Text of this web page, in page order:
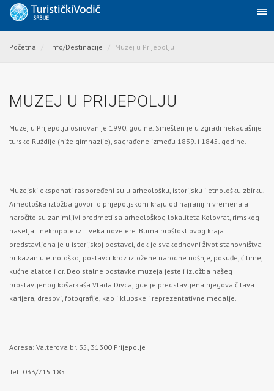
Početna Info/Destinacije Muzej u Prijepolju
MUZEJ U PRIJEPOLJU
Muzej u Prijepolju osnovan je 1990. godine. Smešten je u zgradi nekadašnje
turske Ruždije (niže gimnazije), sagrađene između 1839. i 1845. godine.
Muzejski eksponati raspoređeni su u arheološku, istorijsku i etnološku zbirku.
Arheološka izložba govori o prijepoljskom kraju od najranijih vremena a
naročito su zanimljivi predmeti sa arheološkog lokaliteta Kolovrat, rimskog
naselja i nekropole iz II veka nove ere. Burna prošlost ovog kraja
predstavljena je u istorijskoj postavci, dok je svakodnevni život stanovništva
prikazan u etnološkoj postavci kroz izložene narodne nošnje, posuđe, ćilime,
kućne alatke i dr. Deo stalne postavke muzeja jeste i izložba našeg
proslavljenog košarkaša Vlada Divca, gde je predstavljena njegova čitava
karijera, dresovi, fotografije, kao i klubske i reprezentativne medalje.
Adresa: Valterova br. 35, 31300 Prijepolje
Tel: 033/715 185